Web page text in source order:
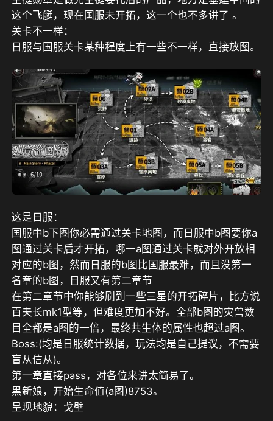
这个飞艇，现在国服未开拓，这一个也不多讲了 。
关卡不一样：
日服与国服关卡某种程度上有一些不一样，直接放图。
这是日服：
国服中b下图你必需通过关卡地图，而日服中b图要你a
图通过关卡后才开拓，哪一a图通过关卡就对外开放相
对应的b图，然而日服的b图比国服最难，而且没第一
名章的b图，日服又有第二章节
在第二章节中你能够刷到一些三星的开拓碎片，比方说
百夫长mk1型等，但难度更加不好。全部b图的灾兽数
目全都是a图的一倍，最终共生体的属性也超过a图。
Boss:(均是日服统计数据，玩法均是自己提议，不需要
盲从信从)。
第一章直接pass，对各位来讲太简易了。
黑新娘，开始生命值(a图)8753。
呈现地貌：戈壁